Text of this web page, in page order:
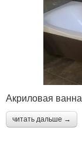
Акриловая ванна
читать дальше →